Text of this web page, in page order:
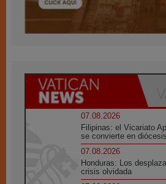
07.08.2026
Filipinas: el Vicariato
se convierte en diócesis
07.08.2026
Honduras: Los
crisis olvidada